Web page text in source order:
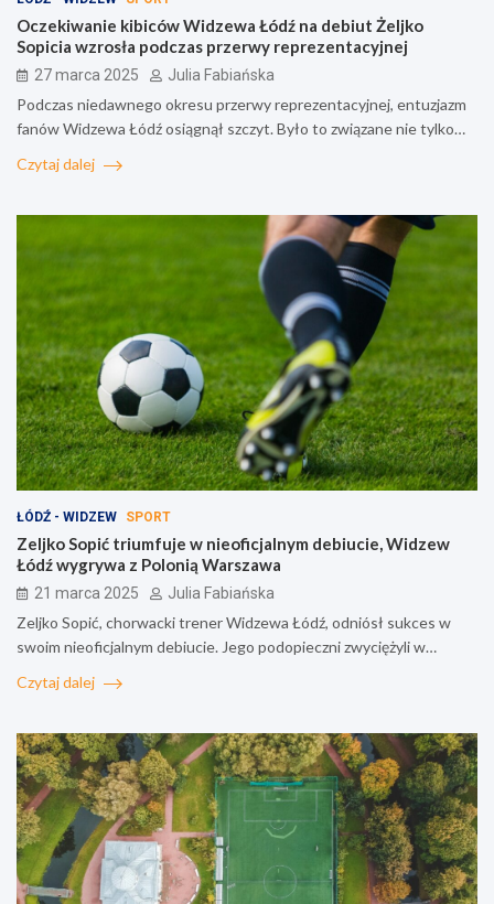
Oczekiwanie kibiców Widzewa Łódź na debiut Żeljko
Sopicia wzrosła podczas przerwy reprezentacyjnej
27 marca 2025 Julia Fabiańska
Podczas niedawnego okresu przerwy reprezentacyjnej, entuzjazm
fanów Widzewa Łódź osiągnął szczyt. Było to związane nie tylko…
Czytaj dalej
ŁÓDŹ - WIDZEW SPORT
Zeljko Sopić triumfuje w nieoficjalnym debiucie, Widzew
Łódź wygrywa z Polonią Warszawa
21 marca 2025 Julia Fabiańska
Zeljko Sopić, chorwacki trener Widzewa Łódź, odniósł sukces w
swoim nieoficjalnym debiucie. Jego podopieczni zwyciężyli w…
Czytaj dalej